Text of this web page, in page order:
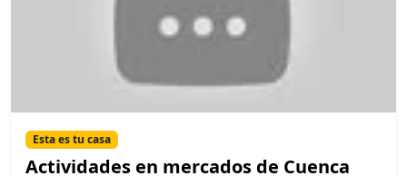
Esta es tu casa
Actividades en mercados de Cuenca